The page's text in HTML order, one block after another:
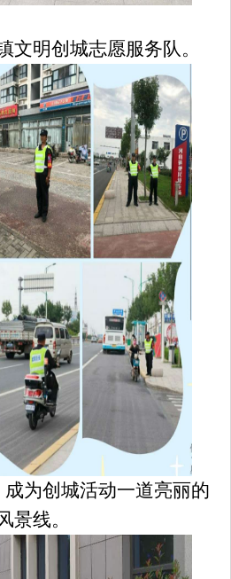
文明创城志愿服务队。
为创城活动一道亮丽的
景线。